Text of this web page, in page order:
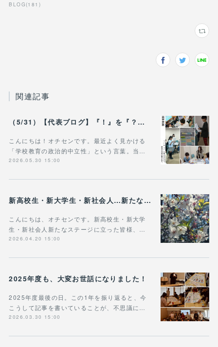
BLOG (181 )
関連記事
（5/31）【代表ブログ】『！』を『？』に変えるだけで、 政治の対話は動き出す。 - 政治的中立は「状態」じゃなく「ふるまい」だ。
こんにちは！オチセンです。最近よく見かける
「学校教育の政治的中立性」という言葉。当…
2026.05.30 15:00
新高校生・新大学生・新社会人…新たなステージに立った皆様へ
こんにちは、オチセンです。新高校生・新大学
生・新社会人新たなステージに立った皆様、…
2026.04.20 15:00
2025年度も、大変お世話になりました！
2025年度最後の日。この1年を振り返ると、今
こうして記事を書いていることが、不思議に…
2026.03.30 15:00